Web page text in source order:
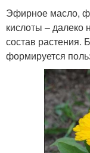
Эфирное масло,
кислоты – далеко
состав растения.
формируется